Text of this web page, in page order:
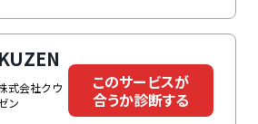
KUZEN
式会社クウ
ン
このサービスが
合うか診断する